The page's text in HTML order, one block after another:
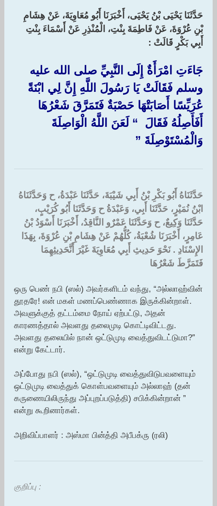
حَدَّثَنَا يَحْيَى بْنُ يَحْيَى، أَخْبَرَنَا أَبُو مُعَاوِيَةَ، عَنْ هِشَامِ
بْنِ عُرْوَةَ، عَنْ فَاطِمَةَ بِنْتِ، الْمُنْذِرِ عَنْ أَسْمَاءَ بِنْتِ
أَبِي بَكْرٍ قَالَتْ :‏
جَاءَتِ امْرَأَةٌ إِلَى النَّبِيِّ صلى الله عليه
وسلم فَقَالَتْ يَا رَسُولَ اللَّهِ إِنَّ لِي ابْنَةً
عُرَيِّسًا أَصَابَتْهَا حَصْبَةٌ فَتَمَرَّقَ شَعْرُهَا
أَفَأَصِلُهُ فَقَالَ ‏ “‏ لَعَنَ اللَّهُ الْوَاصِلَةَ
وَالْمُسْتَوْصِلَةَ ‏”‏
حَدَّثَنَاهُ أَبُو بَكْرِ بْنُ أَبِي شَيْبَةَ، حَدَّثَنَا عَبْدَةُ، ح وَحَدَّثَنَاهُ
ابْنُ نُمَيْرٍ، حَدَّثَنَا أَبِي، وَعَبْدَةُ ح وَحَدَّثَنَا أَبُو كُرَيْبٍ،
حَدَّثَنَا وَكِيعٌ، ح وَحَدَّثَنَا عَمْرٌو النَّاقِدُ، أَخْبَرَنَا أَسْوَدُ بْنُ
عَامِرٍ، أَخْبَرَنَا شُعْبَةُ، كُلُّهُمْ عَنْ هِشَامِ بْنِ عُرْوَةَ، بِهَذَا
الإِسْنَادِ ‏.‏ نَحْوَ حَدِيثِ أَبِي مُعَاوِيَةَ غَيْرَ أَنَّحَدِيثِهِمَا
فَتَمَرَّطَ شَعْرُهَا
ஒரு பெண் நபி (ஸல்) அவர்களிடம் வந்து, “அல்லாஹ்வின்
தூதரே! என் மகள் மணப்பெண்ணாக இருக்கின்றாள்.
அவளுக்குத் தட்டம்மை நோய் ஏற்பட்டு, அதன்
காரணத்தால் அவளது தலைமுடி கொட்டிவிட்டது.
அவளது தலையில் நான் ஒட்டுமுடி வைத்துவிடட்டுமா?”
என்று கேட்டார்.
அப்போது நபி (ஸல்), “ஒட்டுமுடி வைத்துவிடுபவளையும்
ஒட்டுமுடி வைத்துக் கொள்பவளையும் அல்லாஹ் (தன்
கருணையிலிருந்து அப்புறப்படுத்தி) சபிக்கின்றான் ”
என்று கூறினார்கள்.
அறிவிப்பாளர் : அஸ்மா பின்த்தி அபீபக்ரு (ரலி)
குறிப்பு :